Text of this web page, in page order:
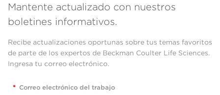
Mantente actualizado con nuestros
boletines informativos.
Recibe actualizaciones oportunas sobre tus temas favoritos
de parte de los expertos de Beckman Coulter Life Sciences.
Ingresa tu correo electrónico.
* Correo electrónico del trabajo